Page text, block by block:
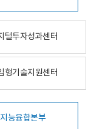
털투자성과센터
형기술지원센터
능융합본부